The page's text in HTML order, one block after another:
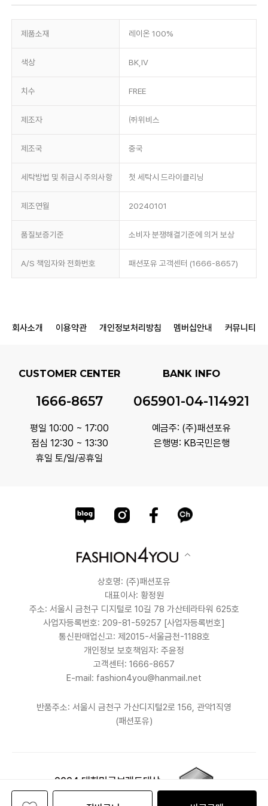
제품소재 레이온 100%
색상 BK,IV
치수 FREE
제조자 ㈜위비스
제조국 중국
세탁방법 및 취급시 주의사항 첫 세탁시 드라이클리닝
제조연월 20240101
품질보증기준 소비자 분쟁해결기준에 의거 보상
A/S 책임자와 전화번호 패션포유 고객센터 (1666-8657)
회사소개 이용약관 개인정보처리방침 멤버십안내 커뮤니티
CUSTOMER CENTER
1666-8657
평일 10:00 ~ 17:00
점심 12:30 ~ 13:30
휴일 토/일/공휴일
BANK INFO
065901-04-114921
예금주: (주)패션포유
은행명: KB국민은행
상호명: (주)패션포유
대표이사: 황정원
주소: 서울시 금천구 디지털로 10길 78 가산테라타워 625호
사업자등록번호: 209-81-59257 [사업자등록번호]
통신판매업신고: 제2015-서울금천-1188호
개인정보 보호책임자: 주윤정
고객센터: 1666-8657
E-mail: fashion4you@hanmail.net
반품주소: 서울시 금천구 가산디지털2로 156, 관악1직영
(패션포유)